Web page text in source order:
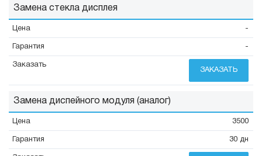
Замена стекла дисплея
-
-
ЗАКАЗАТЬ
Замена диспейного модуля (аналог)
3500
30 дн